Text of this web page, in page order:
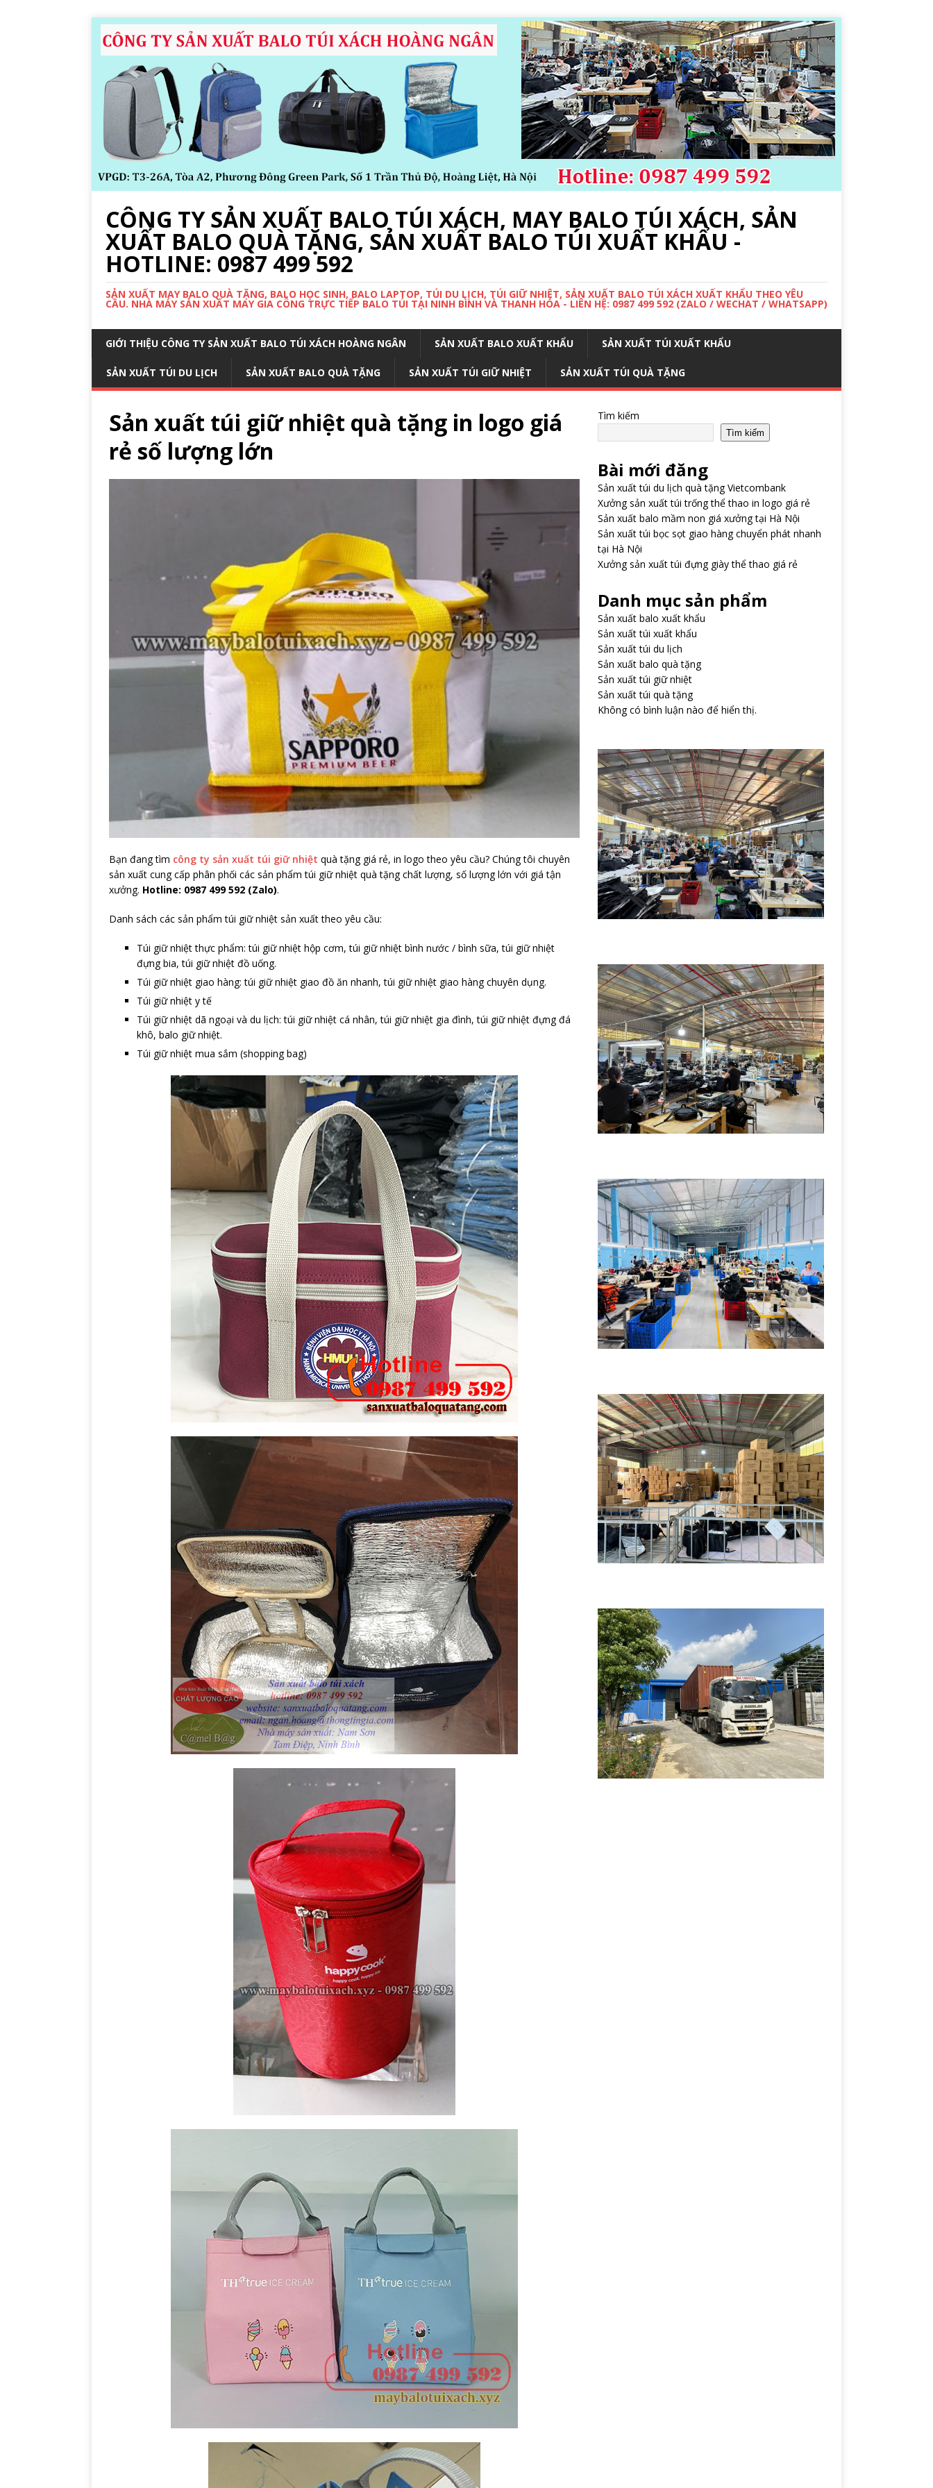
CÔNG TY SẢN XUẤT BALO TÚI XÁCH, MAY BALO TÚI XÁCH, SẢN
XUẤT BALO QUÀ TẶNG, SẢN XUẤT BALO TÚI XUẤT KHẨU -
HOTLINE: 0987 499 592
SẢN XUẤT MAY BALO QUÀ TẶNG, BALO HỌC SINH, BALO LAPTOP, TÚI DU LỊCH, TÚI GIỮ NHIỆT, SẢN XUẤT BALO TÚI XÁCH XUẤT KHẨU THEO YÊU
CẦU. NHÀ MÁY SẢN XUẤT MAY GIA CÔNG TRỰC TIẾP BALO TÚI TẠI NINH BÌNH VÀ THANH HÓA - LIÊN HỆ: 0987 499 592 (ZALO / WECHAT / WHATSAPP)
GIỚI THIỆU CÔNG TY SẢN XUẤT BALO TÚI XÁCH HOÀNG NGÂN SẢN XUẤT BALO XUẤT KHẨU SẢN XUẤT TÚI XUẤT KHẨU
SẢN XUẤT TÚI DU LỊCH SẢN XUẤT BALO QUÀ TẶNG SẢN XUẤT TÚI GIỮ NHIỆT SẢN XUẤT TÚI QUÀ TẶNG
Sản xuất túi giữ nhiệt quà tặng in logo giá
rẻ số lượng lớn
Bạn đang tìm công ty sản xuất túi giữ nhiệt quà tặng giá rẻ, in logo theo yêu cầu? Chúng tôi chuyên
sản xuất cung cấp phân phối các sản phẩm túi giữ nhiệt quà tặng chất lượng, số lượng lớn với giá tận
xưởng. Hotline: 0987 499 592 (Zalo).
Danh sách các sản phẩm túi giữ nhiệt sản xuất theo yêu cầu:
Túi giữ nhiệt thực phẩm: túi giữ nhiệt hộp cơm, túi giữ nhiệt bình nước / bình sữa, túi giữ nhiệt
đựng bia, túi giữ nhiệt đồ uống.
Túi giữ nhiệt giao hàng: túi giữ nhiệt giao đồ ăn nhanh, túi giữ nhiệt giao hàng chuyên dụng.
Túi giữ nhiệt y tế
Túi giữ nhiệt dã ngoại và du lịch: túi giữ nhiệt cá nhân, túi giữ nhiệt gia đình, túi giữ nhiệt đựng đá
khô, balo giữ nhiệt.
Túi giữ nhiệt mua sắm (shopping bag)
Tìm kiếm
Tìm kiếm
Bài mới đăng
Sản xuất túi du lịch quà tặng Vietcombank
Xưởng sản xuất túi trống thể thao in logo giá rẻ
Sản xuất balo mầm non giá xưởng tại Hà Nội
Sản xuất túi bọc sọt giao hàng chuyển phát nhanh
tại Hà Nội
Xưởng sản xuất túi đựng giày thể thao giá rẻ
Danh mục sản phẩm
Sản xuất balo xuất khẩu
Sản xuất túi xuất khẩu
Sản xuất túi du lịch
Sản xuất balo quà tặng
Sản xuất túi giữ nhiệt
Sản xuất túi quà tặng
Không có bình luận nào để hiển thị.